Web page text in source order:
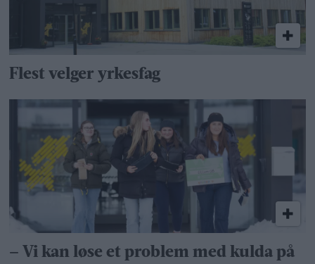
Flest velger yrkesfag
– Vi kan løse et problem med kulda på